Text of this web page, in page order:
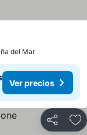
del Mar
Ver precios
Compartir